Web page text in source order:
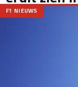
F1 NIEUWS